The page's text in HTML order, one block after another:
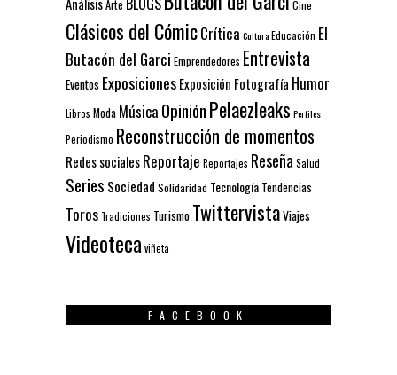
AnálisisArte Cine
Clásicos del CómicCrítica CulturaEducación El
Butacón del Garci Emprendedores Entrevista
Eventos ExposicionesExposición Fotografía Humor
Libros Moda Música OpiniónPelaezleaks Perfiles
Periodismo Reconstrucción de momentos
Redes socialesReportaje Reportajes ReseñaSalud
Series Sociedad Solidaridad Tecnología Tendencias
Toros Tradiciones Turismo TwittervistaViajes
Videotecaviñeta
FACEBOOK